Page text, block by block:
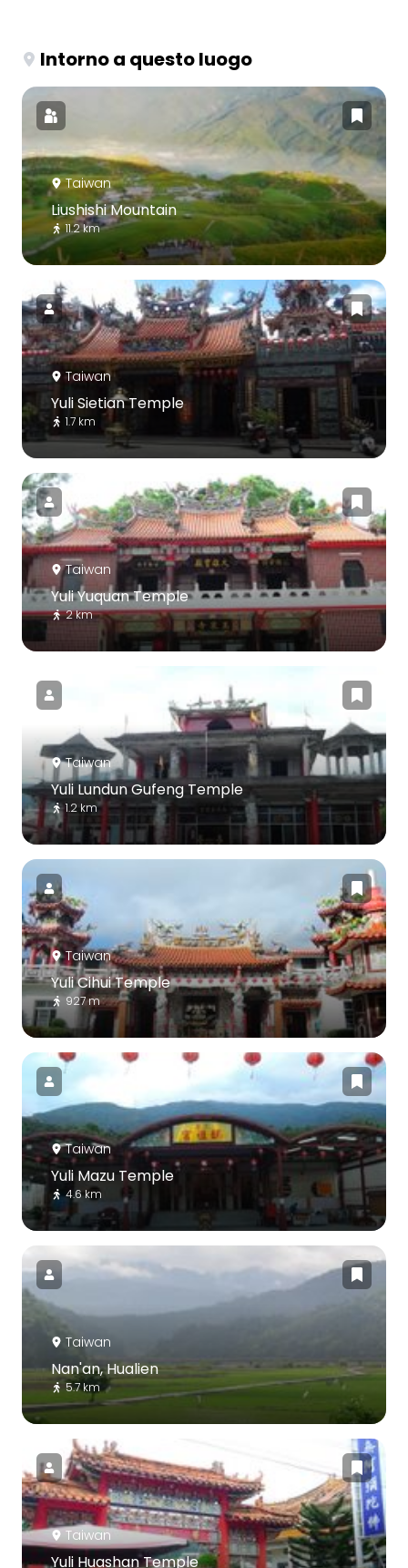
Intorno a questo luogo
Taiwan
Liushishi Mountain
11.2 km
Taiwan
Yuli Sietian Temple
1.7 km
Taiwan
Yuli Yuquan Temple
2 km
Taiwan
Yuli Lundun Gufeng Temple
1.2 km
Taiwan
Yuli Cihui Temple
927 m
Taiwan
Yuli Mazu Temple
4.6 km
Taiwan
Nan'an, Hualien
5.7 km
Taiwan
Yuli Huashan Temple